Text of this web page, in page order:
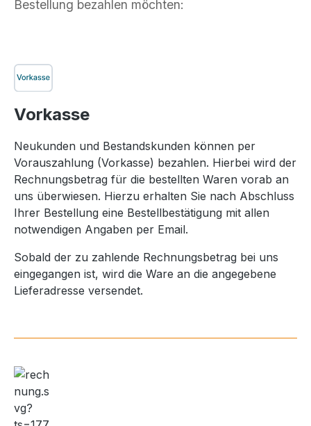
Bestellung bezahlen möchten:
Vorkasse
Neukunden und Bestandskunden können per
Vorauszahlung (Vorkasse) bezahlen. Hierbei wird der
Rechnungsbetrag für die bestellten Waren vorab an
uns überwiesen. Hierzu erhalten Sie nach Abschluss
Ihrer Bestellung eine Bestellbestätigung mit allen
notwendigen Angaben per Email.
Sobald der zu zahlende Rechnungsbetrag bei uns
eingegangen ist, wird die Ware an die angegebene
Lieferadresse versendet.